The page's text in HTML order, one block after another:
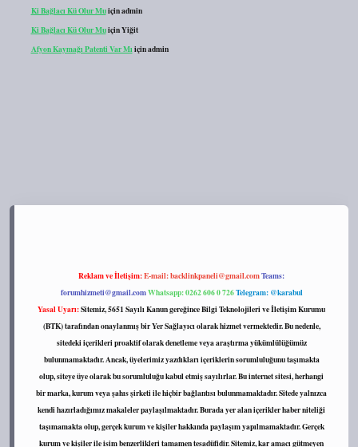
Ki Bağlacı Kü Olur Muiçinadmin
Ki Bağlacı Kü Olur MuiçinYiğit
Afyon Kaymağı Patenti Var Mı içinadmin
Reklam ve İletişim:E-mail:backlinkpaneli@gmail.comTeams:
forumhizmeti@gmail.comWhatsapp: 0262 606 0 726Telegram: @karabul
Yasal Uyarı:Sitemiz, 5651 Sayılı Kanun gereğince Bilgi Teknolojileri ve İletişim Kurumu
(BTK) tarafından onaylanmış bir Yer Sağlayıcı olarak hizmet vermektedir. Bu nedenle,
sitedeki içerikleri proaktif olarak denetleme veya araştırma yükümlülüğümüz
bulunmamaktadır. Ancak, üyelerimiz yazdıkları içeriklerin sorumluluğunu taşımakta
olup, siteye üye olarak bu sorumluluğu kabul etmiş sayılırlar. Bu internet sitesi, herhangi
bir marka, kurum veya şahıs şirketi ile hiçbir bağlantısı bulunmamaktadır. Sitede yalnızca
kendi hazırladığımız makaleler paylaşılmaktadır. Burada yer alan içerikler haber niteliği
taşımamakta olup, gerçek kurum ve kişiler hakkında paylaşım yapılmamaktadır. Gerçek
kurum ve kişiler ile isim benzerlikleri tamamen tesadüfidir. Sitemiz, kar amacı gütmeyen